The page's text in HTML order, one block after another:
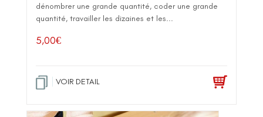
dénombrer une grande quantité, coder une grande
quantité, travailler les dizaines et les...
5,00€
VOIR DETAIL